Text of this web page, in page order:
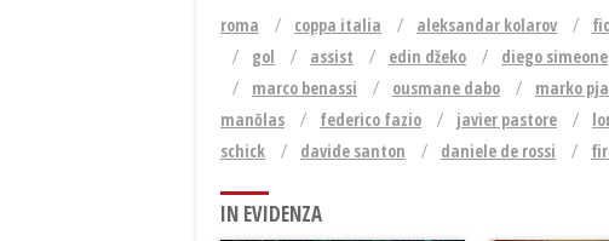
roma coppa italia aleksandar kolarov
gol
assist edin džeko diego simeone
marco benassi
ousmane dabo marko
manōlas
federico fazio javier pastore
schick
davide santon daniele de rossi
IN EVIDENZA